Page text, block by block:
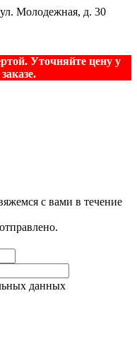
Молодежная, д. 30
Уточняйте цену у
с вами в течение
данных